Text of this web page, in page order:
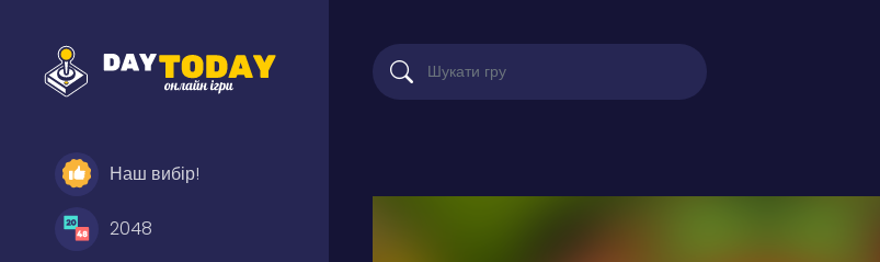
Наш вибір!
2048